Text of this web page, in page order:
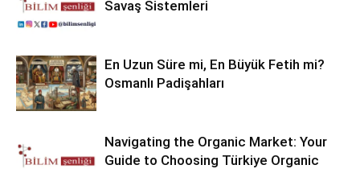
Savaş Sistemleri
En Uzun Süre mi, En Büyük Fetih mi?
Osmanlı Padişahları
Navigating the Organic Market: Your
Guide to Choosing Türkiye Organic